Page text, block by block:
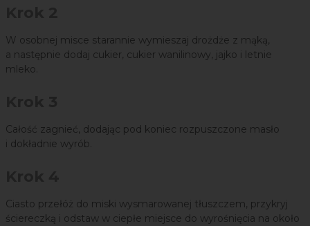
W osobnej misce starannie wymieszaj drożdże z mąką,
a następnie dodaj cukier, cukier wanilinowy, jajko i letnie
mleko.
Całość zagnieć, dodając pod koniec rozpuszczone masło
i dokładnie wyrób.
Ciasto przełóż do miski wysmarowanej tłuszczem, przykryj
ściereczką i odstaw w ciepłe miejsce do wyrośnięcia na około